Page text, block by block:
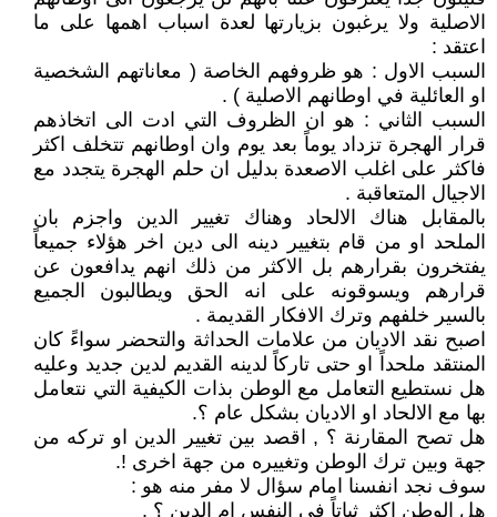
الاصلية ولا يرغبون بزيارتها لعدة اسباب اهمها على ما
اعتقد :
السبب الاول : هو ظروفهم الخاصة ( معاناتهم الشخصية
او العائلية في اوطانهم الاصلية ) .
السبب الثاني : هو ان الظروف التي ادت الى اتخاذهم
قرار الهجرة تزداد يوماً بعد يوم وان اوطانهم تتخلف اكثر
فاكثر على اغلب الاصعدة بدليل ان حلم الهجرة يتجدد مع
الاجيال المتعاقبة .
بالمقابل هناك الالحاد وهناك تغيير الدين واجزم بان
الملحد او من قام بتغيير دينه الى دين اخر هؤلاء جميعاً
يفتخرون بقرارهم بل الاكثر من ذلك انهم يدافعون عن
قرارهم ويسوقونه على انه الحق ويطالبون الجميع
بالسير خلفهم وترك الافكار القديمة .
اصبح نقد الاديان من علامات الحداثة والتحضر سواءً كان
المنتقد ملحداً او حتى تاركاً لدينه القديم لدين جديد وعليه
هل نستطيع التعامل مع الوطن بذات الكيفية التي نتعامل
بها مع الالحاد او الاديان بشكل عام ؟.
هل تصح المقارنة ؟ , اقصد بين تغيير الدين او تركه من
جهة وبين ترك الوطن وتغييره من جهة اخرى !.
سوف نجد انفسنا امام سؤال لا مفر منه هو :
هل الوطن اكثر ثباتاً في النفس ام الدين ؟ .